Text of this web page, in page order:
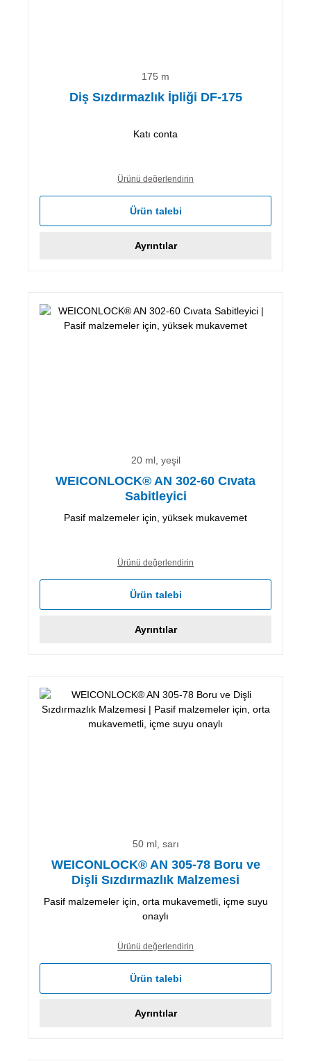
175 m
Diş Sızdırmazlık İpliği DF-175
Katı conta
Ürünü değerlendirin
Ürün talebi
Ayrıntılar
20 ml, yeşil
WEICONLOCK® AN 302-60 Cıvata
Sabitleyici
Pasif malzemeler için, yüksek mukavemet
Ürünü değerlendirin
Ürün talebi
Ayrıntılar
50 ml, sarı
WEICONLOCK® AN 305-78 Boru ve
Dişli Sızdırmazlık Malzemesi
Pasif malzemeler için, orta mukavemetli, içme suyu
onaylı
Ürünü değerlendirin
Ürün talebi
Ayrıntılar